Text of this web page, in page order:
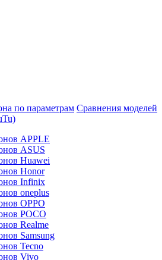
по параметрам Сравнения моделей